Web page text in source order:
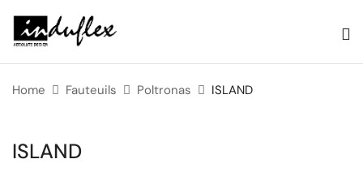
Home Fauteuils Poltronas ISLAND
ISLAND